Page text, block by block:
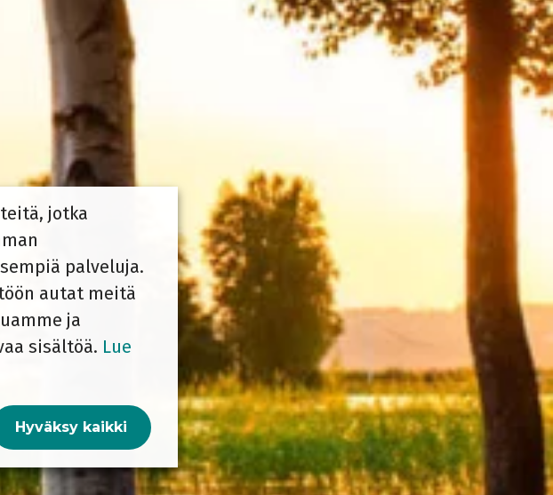
jotka
palveluja.
autat meitä
ja
sisältöä. Lue
Hyväksy kaikki